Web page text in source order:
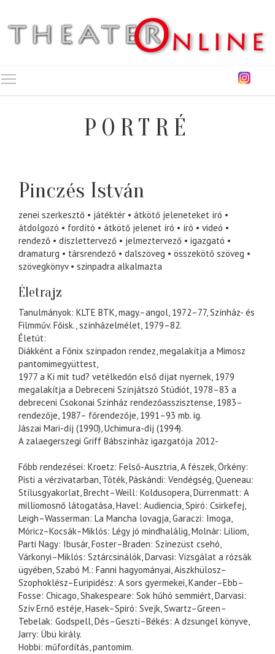
PORTRÉ
Pinczés István
zenei szerkesztő játéktér
átkötő jeleneteket író
átdolgozó
fordító átkötő jelenet író író
videó
rendező
díszlettervező jelmeztervező
igazgató
dramaturg
társrendező dalszöveg
összekötő szöveg
szövegkönyv
szinpadra alkalmazta
Életrajz
Tanulmányok: KLTE BTK, magy.–angol, 1972–77, Színház- és
Filmműv. Főisk., színházelmélet, 1979–82.
Életút:
Diákként a Főnix színpadon rendez, megalakítja a Mimosz
pantomimegyüttest,
1977 a Ki mit tud? vetélkedőn első díjat nyernek, 1979
megalakítja a Debreceni Színjátszó Stúdiót, 1978–83 a
debreceni Csokonai Színház rendezőasszisztense, 1983–
rendezője, 1987– főrendezője, 1991–93 mb. ig.
Jászai Mari-díj (1990), Uchimura-díj (1994).
A zalaegerszegi Griff Bábszínház igazgatója 2012-
Főbb rendezései: Kroetz: Felső-Ausztria, A fészek, Örkény:
Pisti a vérzivatarban, Tóték, Páskándi: Vendégség, Queneau:
Stílusgyakorlat, Brecht–Weill: Koldusopera, Dürrenmatt: A
milliomosnő látogatása, Havel: Audiencia, Spiró: Csirkefej,
Leigh–Wasserman: La Mancha lovagja, Garaczi: Imoga,
Móricz–Kocsák–Miklós: Légy jó mindhalálig, Molnár: Liliom,
Parti Nagy: Ibusár, Foster–Braden: Színezüst csehó,
Várkonyi–Miklós: Sztárcsinálók, Darvasi: Vizsgálat a rózsák
ügyében, Szabó M.: Fanni hagyományai, Aiszkhülosz–
Szophoklész–Euripidész: A sors gyermekei, Kander–Ebb–
Fosse: Chicago, Shakespeare: Sok hűhó semmiért, Darvasi:
Szív Ernő estéje, Hasek–Spiró: Svejk, Swartz–Green–
Tebelak: Godspell, Dés–Geszti–Békés: A dzsungel könyve,
Jarry: Übü király.
Hobbi: műfordítás, pantomim.